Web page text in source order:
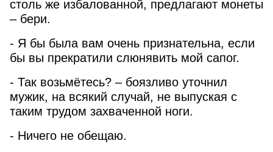
столь же избалованной, предлагают монеты
– бери.
- Я бы была вам очень признательна, если
бы вы прекратили слюнявить мой сапог.
- Так возьмётесь? – боязливо уточнил
мужик, на всякий случай, не выпуская с
таким трудом захваченной ноги.
- Ничего не обещаю.